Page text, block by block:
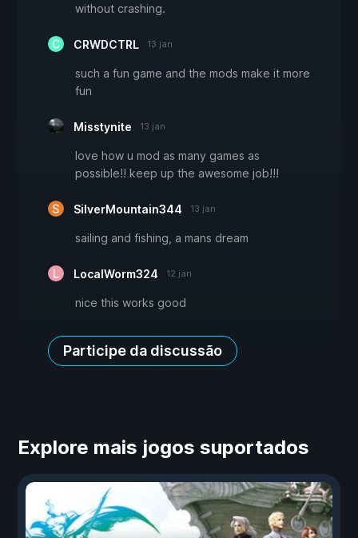
without crashing.
CRWDCTRL 13 jan
such a fun game and the mods make it more
fun
Misstynite 13 jan
love how u mod as many games as
possible!! keep up the awesome job!!!
SilverMountain344 13 jan
sailing and fishing, a mans dream
LocalWorm324 12 jan
nice this works good
Participe da discussão
Explore mais jogos suportados